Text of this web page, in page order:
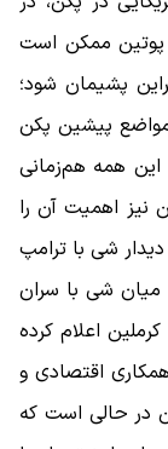
پوتین ممکن است
پشیمان شود؛
مواضع پیشین پکن
این همه هم‌زمانی
نیز اهمیت آن را
شی با ترامپ
میان شی با سران
اعلام کرده
اقتصادی و
در حالی است که